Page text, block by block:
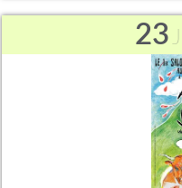
23